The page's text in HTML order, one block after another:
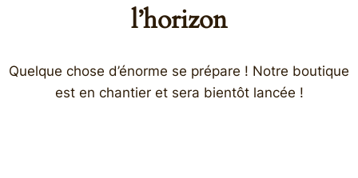
l’horizon
Quelque chose d’énorme se prépare ! Notre boutique
est en chantier et sera bientôt lancée !